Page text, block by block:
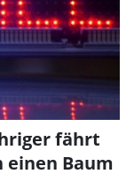
fährt
einen Baum